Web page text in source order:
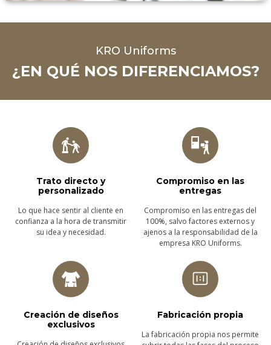
KRO Uniforms
¿EN QUÉ NOS DIFERENCIAMOS?
Trato directo y
personalizado
Lo que hace sentir al cliente en
confianza a la hora de transmitir
su idea y necesidad.
Compromiso en las
entregas
Compromiso en las entregas del
100%, salvo factores externos y
ajenos a la responsabilidad de la
empresa KRO Uniforms.
Creación de diseños
exclusivos
Fabricación propia
La fabricación propia nos permite